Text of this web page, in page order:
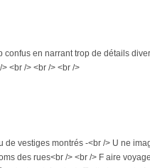
en narrant trop de détails
<br /> <br /> <br />
vestiges montrés -<br /> U ne
des rues<br /> <br /> F aire